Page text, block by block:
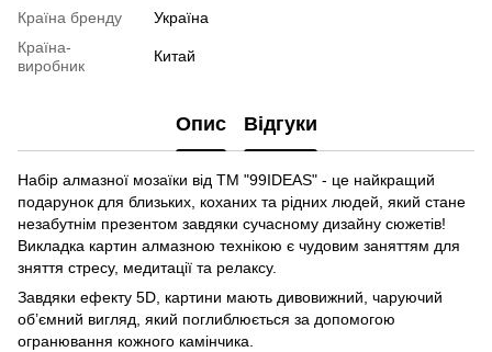
Країна бренду
Україна
Країна-
виробник
Китай
Опис Відгуки
Набір алмазної мозаїки від ТМ "99IDEAS" - це найкращий
подарунок для близьких, коханих та рідних людей, який стане
незабутнім презентом завдяки сучасному дизайну сюжетів!
Викладка картин алмазною технікою є чудовим заняттям для
зняття стресу, медитації та релаксу.
Завдяки ефекту 5D, картини мають дивовижний, чаруючий
об’ємний вигляд, який поглиблюється за допомогою
огранювання кожного камінчика.